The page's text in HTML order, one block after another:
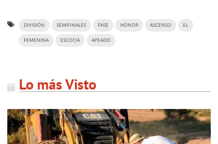
DIVISIÓN SEMIFINALES FASE HONOR ASCENSO EL
FEMENINA ESCOCIA APEADO
Lo más Visto